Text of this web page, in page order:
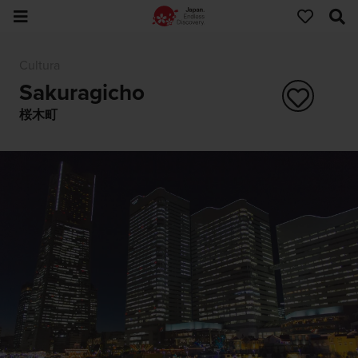
Sakuragicho
桜木町